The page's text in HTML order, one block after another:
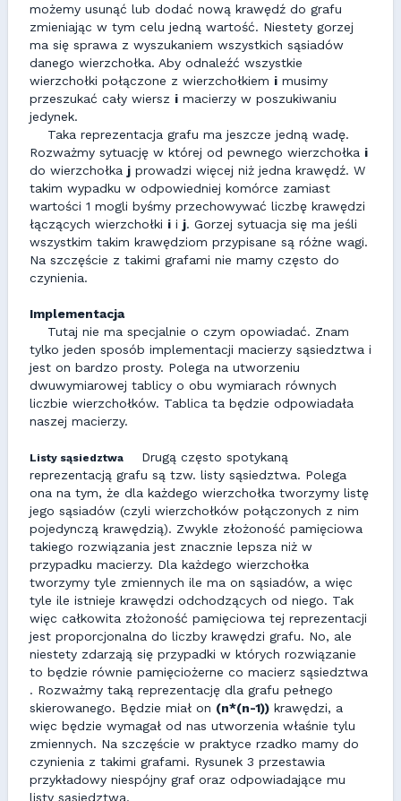
możemy usunąć lub dodać nową krawędź do grafu
zmieniając w tym celu jedną wartość. Niestety gorzej
ma się sprawa z wyszukaniem wszystkich sąsiadów
danego wierzchołka. Aby odnaleźć wszystkie
wierzchołki połączone z wierzchołkiem i musimy
przeszukać cały wiersz i macierzy w poszukiwaniu
jedynek.
Taka reprezentacja grafu ma jeszcze jedną wadę.
Rozważmy sytuację w której od pewnego wierzchołka i
do wierzchołka j prowadzi więcej niż jedna krawędź. W
takim wypadku w odpowiedniej komórce zamiast
wartości 1 mogli byśmy przechowywać liczbę krawędzi
łączących wierzchołki i i j. Gorzej sytuacja się ma jeśli
wszystkim takim krawędziom przypisane są różne wagi.
Na szczęście z takimi grafami nie mamy często do
czynienia.
Implementacja
Tutaj nie ma specjalnie o czym opowiadać. Znam
tylko jeden sposób implementacji macierzy sąsiedztwa i
jest on bardzo prosty. Polega na utworzeniu
dwuwymiarowej tablicy o obu wymiarach równych
liczbie wierzchołków. Tablica ta będzie odpowiadała
naszej macierzy.
Listy sąsiedztwa Drugą często spotykaną
reprezentacją grafu są tzw. listy sąsiedztwa. Polega
ona na tym, że dla każdego wierzchołka tworzymy listę
jego sąsiadów (czyli wierzchołków połączonych z nim
pojedynczą krawędzią). Zwykle złożoność pamięciowa
takiego rozwiązania jest znacznie lepsza niż w
przypadku macierzy. Dla każdego wierzchołka
tworzymy tyle zmiennych ile ma on sąsiadów, a więc
tyle ile istnieje krawędzi odchodzących od niego. Tak
więc całkowita złożoność pamięciowa tej reprezentacji
jest proporcjonalna do liczby krawędzi grafu. No, ale
niestety zdarzają się przypadki w których rozwiązanie
to będzie równie pamięciożerne co macierz sąsiedztwa
. Rozważmy taką reprezentację dla grafu pełnego
skierowanego. Będzie miał on (n*(n-1)) krawędzi, a
więc będzie wymagał od nas utworzenia właśnie tylu
zmiennych. Na szczęście w praktyce rzadko mamy do
czynienia z takimi grafami. Rysunek 3 przestawia
przykładowy niespójny graf oraz odpowiadające mu
listy sąsiedztwa.